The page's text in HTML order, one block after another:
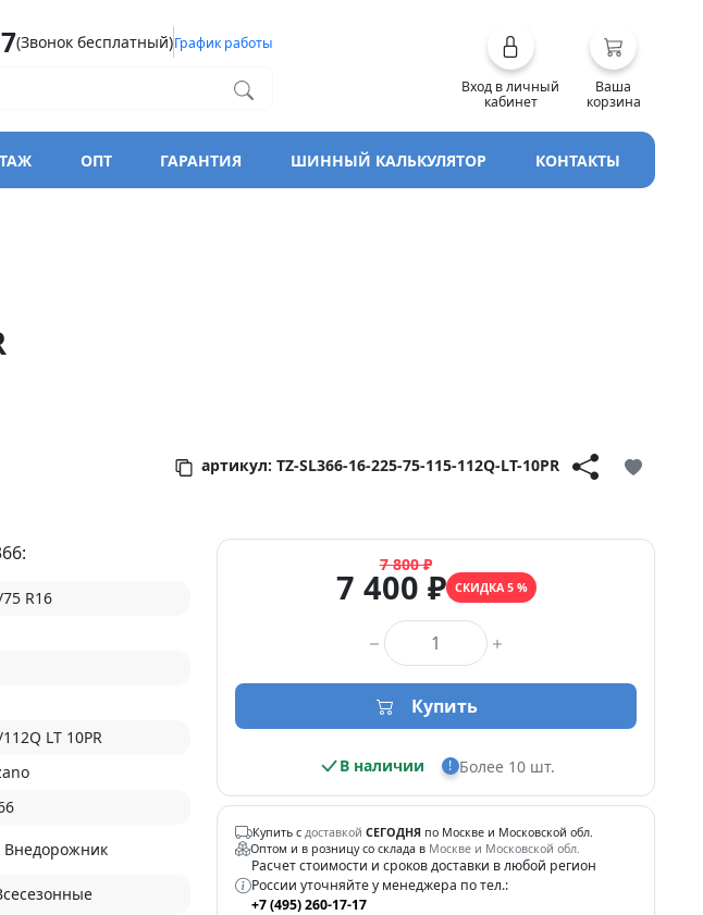
(Звонок бесплатный)График работы
Вход в личный
кабинет
Ваша
корзина
ОПТ ГАРАНТИЯ ШИННЫЙ КАЛЬКУЛЯТОР КОНТАКТЫ
артикул: TZ-SL366-16-225-75-115-112Q-LT-10PR
R16
LT 10PR
Внедорожник
7 800 ₽
7 400 ₽ СКИДКА 5 %
Количество товара
Купить
В наличии ! Более 10 шт.
Купить с доставкой СЕГОДНЯ по Москве и Московской обл.
Оптом и в розницу со склада в Москве и Московской обл.
Расчет стоимости и сроков доставки в любой регион
России уточняйте у менеджера по тел.:
+7 (495) 260-17-17